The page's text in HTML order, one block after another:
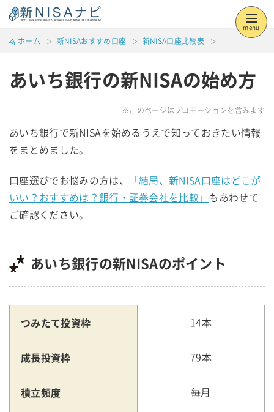
menu
ホーム 新NISAおすすめ口座 新NISA口座比較表
あいち銀行の新NISAの始め方
※このページはプロモーションを含みます
あいち銀行で新NISAを始めるうえで知っておきたい情報
をまとめました。
口座選びでお悩みの方は、
「結局、新NISA口座はどこが
いい？おすすめは？銀行・証券会社を比較」 もあわせて
ご確認ください。
あいち銀行の新NISAのポイント
つみたて投資枠 14本
成長投資枠 79本
積立頻度 毎月